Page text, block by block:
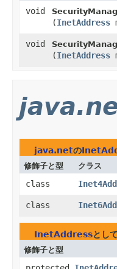
void
(InetAddress
void
(InetAddress
java.netの
修飾子と型 クラス
class
class
InetAddressとし
修飾子と型